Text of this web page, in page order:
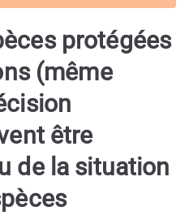
protégées
(même
être
de la situation